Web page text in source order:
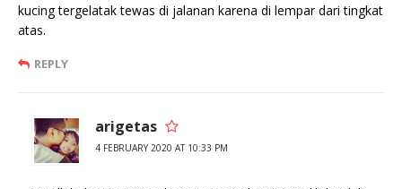
kucing tergelatak tewas di jalanan karena di lempar dari tingkat
atas.
REPLY
arigetas
4 FEBRUARY 2020 AT 10:33 PM